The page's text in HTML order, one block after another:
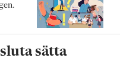
sätta